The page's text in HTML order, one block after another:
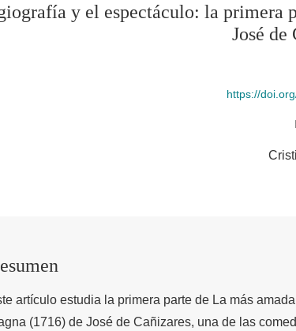
y el espectáculo: la primera
José de
https://
artículo estudia la primera parte de La más
(1716) de José de Cañizares, una de las